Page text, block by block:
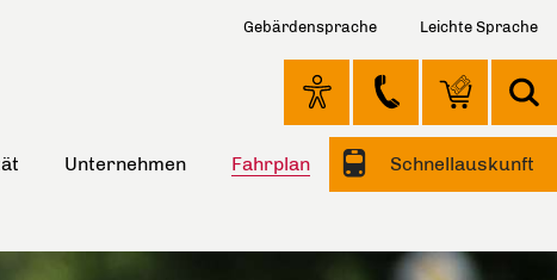
Gebärdensprache Leichte Sprache
Unternehmen Fahrplan Schnellauskunft